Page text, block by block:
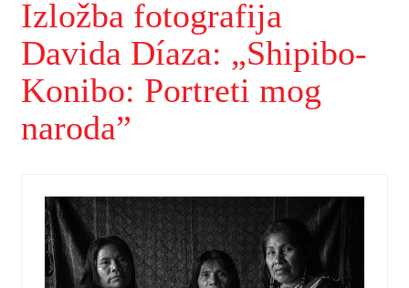
Izložba fotografija
Davida Díaza: „Shipibo-
Konibo: Portreti mog
naroda”